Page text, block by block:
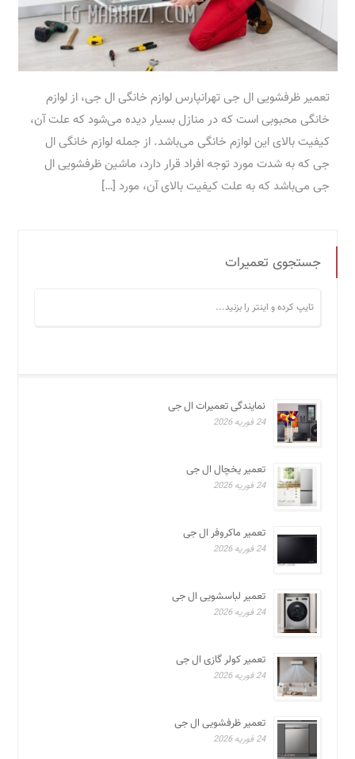
تعمیر ظرفشویی ال جی تهرانپارس لوازم خانگی ال جی، از لوازم
خانگی محبوبی است که در منازل بسیار دیده می‌شود که علت آن،
کیفیت بالای این لوازم خانگی می‌باشد. از جمله لوازم خانگی ال
جی که به شدت مورد توجه افراد قرار دارد، ماشین ظرفشویی ال
جی می‌باشد که به علت کیفیت بالای آن، مورد […]
جستجوی تعمیرات
نمایندگی تعمیرات ال جی
24 فوریه 2026
تعمیر یخچال ال جی
24 فوریه 2026
تعمیر ماکروفر ال جی
24 فوریه 2026
تعمیر لباسشویی ال جی
24 فوریه 2026
تعمیر کولر گازی ال جی
24 فوریه 2026
تعمیر ظرفشویی ال جی
24 فوریه 2026